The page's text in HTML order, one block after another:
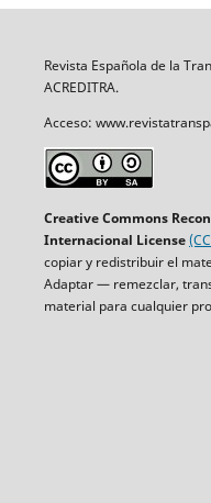
Revista Española de la
ACREDITRA.
Acceso:
Creative Commons
Internacional License
copiar y redistribuir el
Adaptar — remezclar,
material para cualquier